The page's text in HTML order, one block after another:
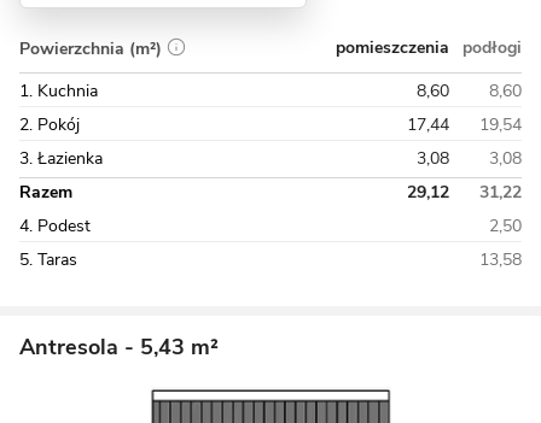
Powierzchnia (m²) pomieszczenia
podłogi
1. Kuchnia
8,60
8,60
2. Pokój
17,44
19,54
3. Łazienka
3,08
3,08
Razem
29,12
31,22
4. Podest
2,50
5. Taras
13,58
Antresola - 5,43 m²